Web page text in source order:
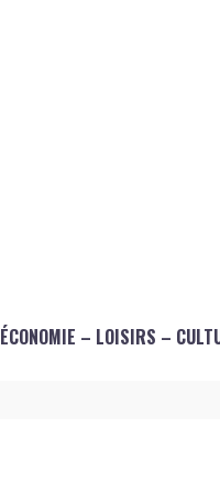
ÉCONOMIE – LOISIRS –